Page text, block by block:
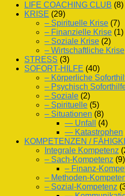
LIFE COACHING CLUB (8)
KRISE (29)
– Spirituelle Krise (7)
– Finanzielle Krise (1)
– Soziale Krise (2)
– Wirtschaftliche Krise
STRESS (3)
SOFORT-HILFE (40)
– Körperliche
– Psychisch
– Soziale (2)
– Spirituelle (5)
– Situationen (8)
— Unfall
(4)
— Katastrophen
KOMPETENZEN /
Integrale Kompetenz
– Sach-Kompetenz (9)
– Finanz-
– Methoden-
– Sozial-Kompetenz